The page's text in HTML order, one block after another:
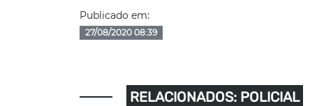
Publicado em:
27/08/2020 08:39
RELACIONADOS: POLICIAL